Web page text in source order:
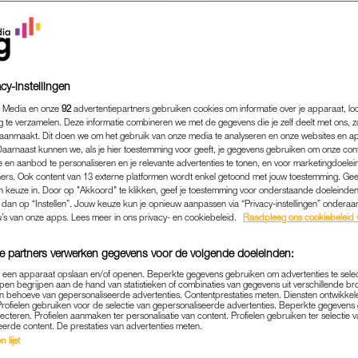
DRINGEND PLEITEN
VROUWENPOLITIE,
GENOEG'
COLUMN |YESIM CANDAN
23-08-2025 | YESIM CANDAN
zwanger was van een meisje, heb ik drie
Ik huilde om de dingen die ik als meisje,
instellingen
en onze 92 advertentiepartners gebruiken cookies om informatie over je apparaat,
te verzamelen. Deze informatie combineren we met de gegevens die je zelf deelt met ons,
Dit doen we om het gebruik van onze media te analyseren en onze websites en
kunnen we, als je hier toestemming voor geeft, je gegevens gebruiken om onze
en aanbod te personaliseren en je relevante advertenties te tonen, en voor
Ook content van 13 externe platformen wordt enkel getoond met jouw toestemming.
keuze in. Door op "Akkoord" te klikken, geef je toestemming voor onderstaande
op “Instellen”. Jouw keuze kun je opnieuw aanpassen via “Privacy-instellingen”
van onze apps. Lees meer in ons privacy- en cookiebeleid.
Raadpleeg ons cookiebeleid
partners verwerken gegevens voor de volgende doeleinden:
apparaat opslaan en/of openen. Beperkte gegevens gebruiken om advertenties te
begrijpen aan de hand van statistieken of combinaties van gegevens uit verschillende
behoeve van gepersonaliseerde advertenties. Contentprestaties meten. Diensten
gebruiken voor de selectie van gepersonaliseerde advertenties. Beperkte
Profielen aanmaken ter personalisatie van content. Profielen gebruiken ter selectie
content. De prestaties van advertenties meten.
lijst